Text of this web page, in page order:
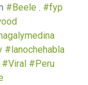
#Beele . #fyp
#lanochehabla
#Viral #Peru